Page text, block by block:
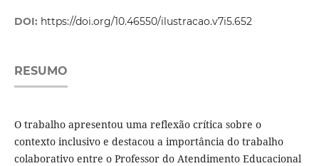
DOI: https://doi.org/10.46550/ilustracao.v7i5.652
RESUMO
O trabalho apresentou uma reflexão crítica sobre o
contexto inclusivo e destacou a importância do trabalho
colaborativo entre o Professor do Atendimento Educacional